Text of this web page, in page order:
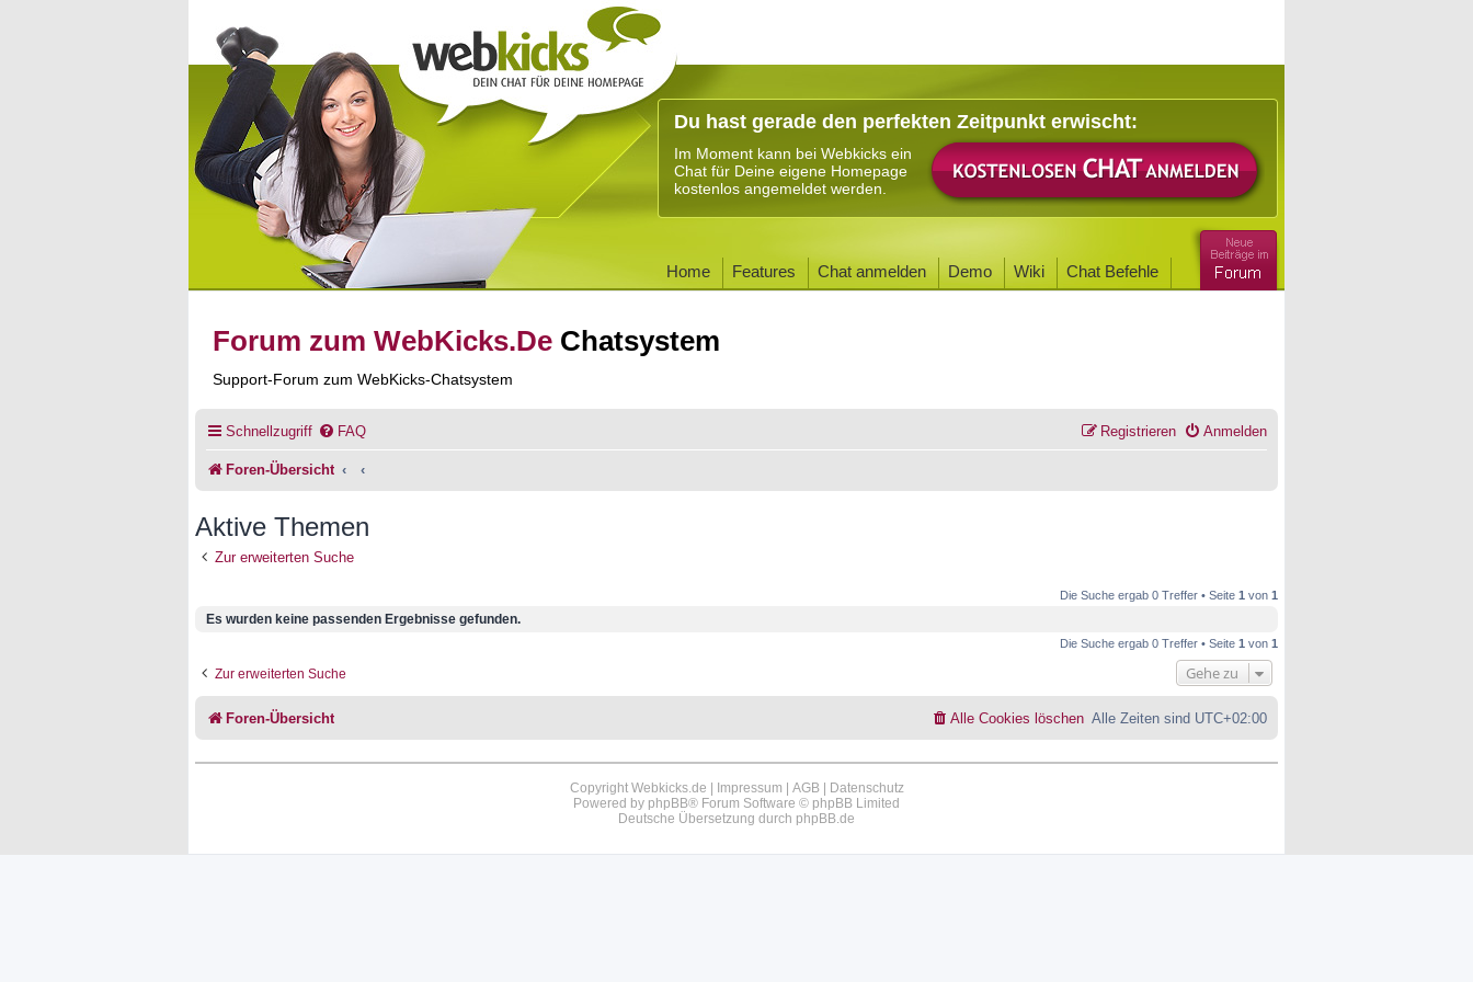
Du hast gerade den perfekten Zeitpunkt erwischt:
Im Moment kann bei Webkicks ein
Chat für Deine eigene Homepage
kostenlos angemeldet werden.
Home Features Chat anmelden Demo Wiki Chat Befehle
Forum zum WebKicks.De Chatsystem
Support-Forum zum WebKicks-Chatsystem
Schnellzugriff FAQ Anmelden
Registrieren
Foren-Übersicht
Aktive Themen
Zur erweiterten Suche
Die Suche ergab 0 Treffer • Seite 1 von 1
Es wurden keine passenden Ergebnisse gefunden.
Die Suche ergab 0 Treffer • Seite 1 von 1
Zur erweiterten Suche Gehe zu
Foren-Übersicht Alle Zeiten sind UTC+02:00
Alle Cookies löschen
Copyright Webkicks.de | Impressum | AGB| Datenschutz
Powered by phpBB® Forum Software © phpBB Limited
Deutsche Übersetzung durch phpBB.de